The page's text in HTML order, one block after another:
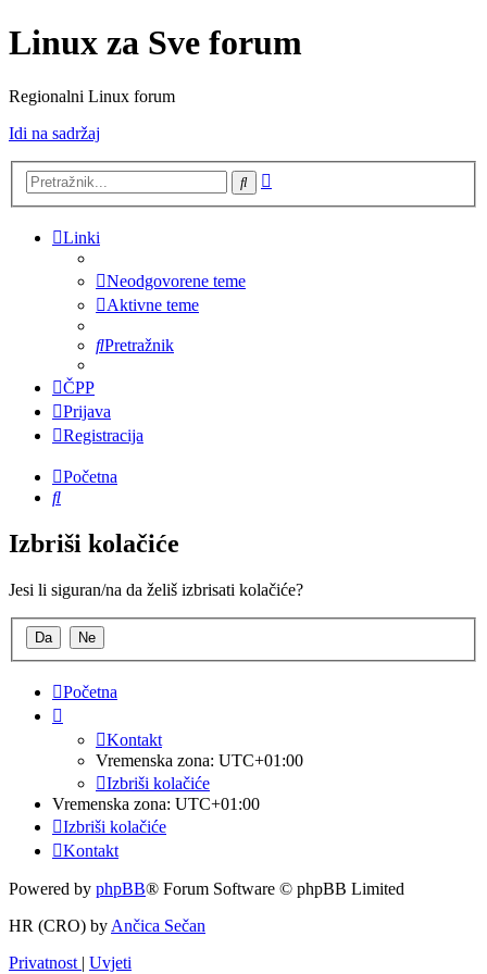
Linux za Sve forum
Regionalni Linux forum
Idi na sadržaj
Pretražnik
Linki
Neodgovorene teme
Aktivne teme
Pretražnik
ČPP
Prijava
Registracija
Početna
Pretražnik
Izbriši kolačiće
Jesi li siguran/na da želiš izbrisati kolačiće?
Početna
Kontakt
Vremenska zona: UTC+01:00
Izbriši kolačiće
Vremenska zona: UTC+01:00
Izbriši kolačiće
Kontakt
Powered by phpBB® Forum Software © phpBB Limited
HR (CRO) by Ančica Sečan
Privatnost | Uvjeti